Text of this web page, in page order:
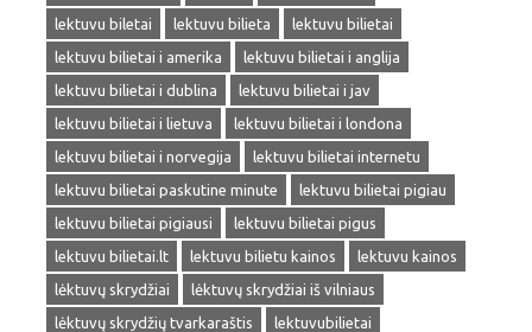
lektuvu biletai
lektuvu bilieta
lektuvu bilietai
lektuvu bilietai i amerika
lektuvu bilietai i anglija
lektuvu bilietai i dublina
lektuvu bilietai i jav
lektuvu bilietai i lietuva
lektuvu bilietai i londona
lektuvu bilietai i norvegija
lektuvu bilietai internetu
lektuvu bilietai paskutine minute
lektuvu bilietai pigiau
lektuvu bilietai pigiausi
lektuvu bilietai pigus
lektuvu bilietai.lt
lektuvu bilietu kainos
lektuvu kainos
lėktuvų skrydžiai
lėktuvų skrydžiai iš vilniaus
lėktuvų skrydžių tvarkaraštis
lektuvubilietai